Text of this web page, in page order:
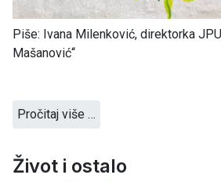
Piše: Ivana Milenković, direktorka
Mašanović“
Pročitaj više …
Život i ostalo